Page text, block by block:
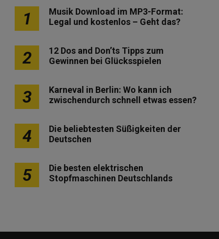
1
Musik Download im MP3-Format:
Legal und kostenlos – Geht das?
2
12 Dos and Don’ts Tipps zum
Gewinnen bei Glücksspielen
3
Karneval in Berlin: Wo kann ich
zwischendurch schnell etwas essen?
4
Die beliebtesten Süßigkeiten der
Deutschen
5
Die besten elektrischen
Stopfmaschinen Deutschlands